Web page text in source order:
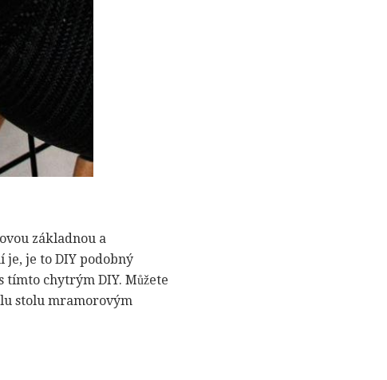
základnou a
je, je to DIY podobný
chytrým DIY. Můžete
stolu mramorovým